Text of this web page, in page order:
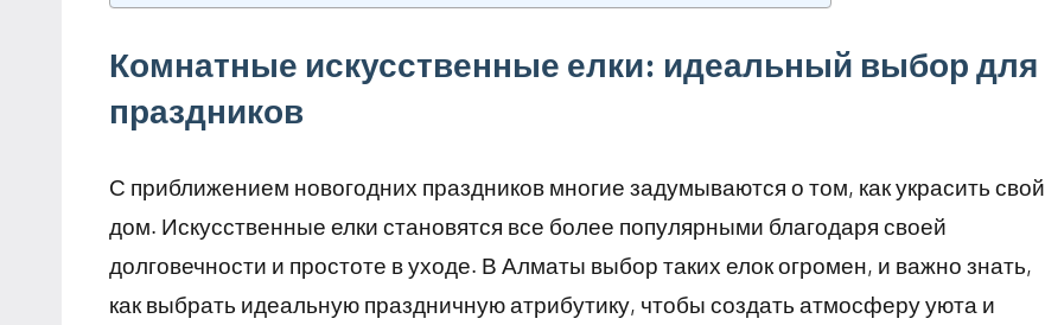
Комнатные искусственные елки: идеальный выбор для
праздников
С приближением новогодних праздников многие задумываются о том, как украсить свой
дом. Искусственные елки становятся все более популярными благодаря своей
долговечности и простоте в уходе. В Алматы выбор таких елок огромен, и важно знать,
как выбрать идеальную праздничную атрибутику, чтобы создать атмосферу уюта и